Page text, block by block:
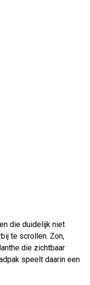
die duidelijk niet
te scrollen. Zon,
die zichtbaar
speelt daarin een